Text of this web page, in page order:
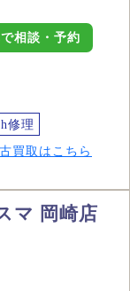
相談・予約
修理
買取はこちら
マ 岡崎店